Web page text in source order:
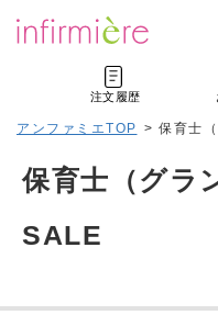
注文履歴
アンファミエTOP > 保育士
保育士（グラ
SALE